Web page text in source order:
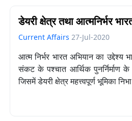
डेयरी क्षेत्र तथा आत्मनिर्भर
Current Affairs 27-Jul-2020
आत्म निर्भर भारत अभियान का उद्देश्य
संकट के पश्चात आर्थिक पुनर्निर्माण के
जिसमें डेयरी क्षेत्र महत्त्वपूर्ण भूमिका